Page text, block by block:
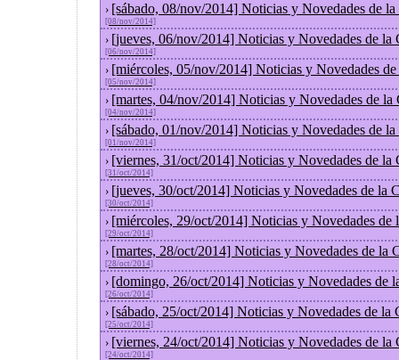
› [sábado, 08/nov/2014] Noticias y Novedades de
[08/nov/2014]
› [jueves, 06/nov/2014] Noticias y Novedades de la
[06/nov/2014]
› [miércoles, 05/nov/2014] Noticias y Novedades
[05/nov/2014]
› [martes, 04/nov/2014] Noticias y Novedades de la
[04/nov/2014]
› [sábado, 01/nov/2014] Noticias y Novedades de
[01/nov/2014]
› [viernes, 31/oct/2014] Noticias y Novedades de la
[31/oct/2014]
› [jueves, 30/oct/2014] Noticias y Novedades de la
[30/oct/2014]
› [miércoles, 29/oct/2014] Noticias y Novedades de
[29/oct/2014]
› [martes, 28/oct/2014] Noticias y Novedades de la
[28/oct/2014]
› [domingo, 26/oct/2014] Noticias y Novedades de
[26/oct/2014]
› [sábado, 25/oct/2014] Noticias y Novedades de la
[25/oct/2014]
› [viernes, 24/oct/2014] Noticias y Novedades de la
[24/oct/2014]